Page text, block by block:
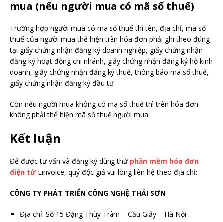
mua (nếu người mua có mã số thuế)
Trường hợp người mua có mã số thuế thì tên, địa chỉ, mã số
thuế của người mua thể hiện trên hóa đơn phải ghi theo đúng
tại giấy chứng nhận đăng ký doanh nghiệp, giấy chứng nhận
đăng ký hoạt động chi nhánh, giấy chứng nhận đăng ký hộ kinh
doanh, giấy chứng nhận đăng ký thuế, thông báo mã số thuế,
giấy chứng nhận đăng ký đầu tư.
Còn nếu người mua không có mã số thuế thì trên hóa đơn
không phải thể hiện mã số thuế người mua.
Kết luận
Để được tư vấn và đăng ký dùng thử phần mềm hóa đơn
điện tửEinvoice, quý độc giả vui lòng liên hệ theo địa chỉ:
CÔNG TY PHÁT TRIỂN CÔNG NGHỆ THÁI SƠN
Địa chỉ: Số 15 Đặng Thùy Trâm – Cầu Giấy – Hà Nội